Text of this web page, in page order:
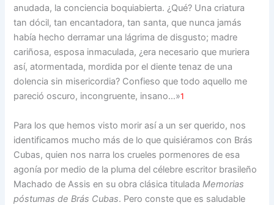
anudada, la conciencia boquiabierta. ¿Qué? Una criatura
tan dócil, tan encantadora, tan santa, que nunca jamás
había hecho derramar una lágrima de dis­gusto; madre
cariñosa, esposa inmaculada, ¿era necesario que muriera
así, atormentada, mordida por el diente tenaz de una
dolencia sin misericordia? Confieso que todo aque­llo me
pareció oscuro, incongruente, insano…»1
Para los que hemos visto morir así a un ser querido, nos
identificamos mucho más de lo que quisiéramos con Brás
Cubas, quien nos narra los crueles pormenores de esa
agonía por medio de la pluma del célebre escritor brasileño
Machado de Assis en su obra clásica titulada Memorias
póstumas de Brás Cubas. Pero conste que es saludable